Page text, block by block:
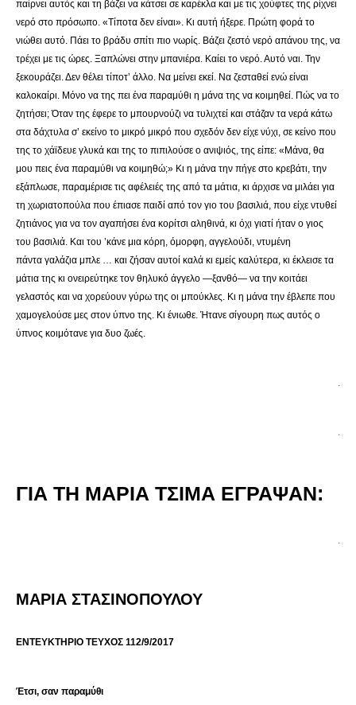
παίρνει αυτός και τη βάζει να κάτσει σε καρέκλα και με τις χούφτες της ρίχνει
νερό στο πρόσωπο. «Τίποτα δεν είναι». Κι αυτή ήξερε. Πρώτη φορά το
νιώθει αυτό. Πάει το βράδυ σπίτι πιο νωρίς. Βάζει ζεστό νερό απάνου της, να
τρέχει με τις ώρες. Ξαπλώνει στην μπανιέρα. Καίει το νερό. Αυτό ναι. Την
ξεκουράζει. Δεν θέλει τίποτ’ άλλο. Να μείνει εκεί. Να ζεσταθεί ενώ είναι
καλοκαίρι. Μόνο να της πει ένα παραμύθι η μάνα της να κοιμηθεί. Πώς να το
ζητήσει; Όταν της έφερε το μπουρνούζι να τυλιχτεί και στάζαν τα νερά κάτω
στα δάχτυλα σ’ εκείνο το μικρό μικρό που σχεδόν δεν είχε νύχι, σε κείνο που
της το χάϊδευε γλυκά και της το πιπιλούσε ο ανιψιός, της είπε: «Μάνα, θα
μου πεις ένα παραμύθι να κοιμηθώ;» Κι η μάνα την πήγε στο κρεβάτι, την
εξάπλωσε, παραμέρισε τις αφέλειές της από τα μάτια, κι άρχισε να μιλάει για
τη χωριατοπούλα που έπιασε παιδί από τον γιο του βασιλιά, που είχε ντυθεί
ζητιάνος για να τον αγαπήσει ένα κορίτσι αληθινά, κι όχι γιατί ήταν ο γιος
του βασιλιά. Και του ’κάνε μια κόρη, όμορφη, αγγελούδι, ντυμένη
πάντα γαλάζια μπλε … και ζήσαν αυτοί καλά κι εμείς καλύτερα, κι έκλεισε τα
μάτια της κι ονειρεύτηκε τον θηλυκό άγγελο —ξανθό— να την κοιτάει
γελαστός και να χορεύουν γύρω της οι μπούκλες. Κι η μάνα την έβλεπε που
χαμογελούσε μες στον ύπνο της. Κι ένιωθε. Ήτανε σίγουρη πως αυτός ο
ύπνος κοιμότανε για δυο ζωές.
ΓΙΑ ΤΗ ΜΑΡΙΑ ΤΣΙΜΑ ΕΓΡΑΨΑΝ:
.
ΜΑΡΙΑ ΣΤΑΣΙΝΟΠΟΥΛΟΥ
ΕΝΤΕΥΚΤΗΡΙΟ ΤΕΥΧΟΣ 112/9/2017
Έτσι, σαν παραμύθι